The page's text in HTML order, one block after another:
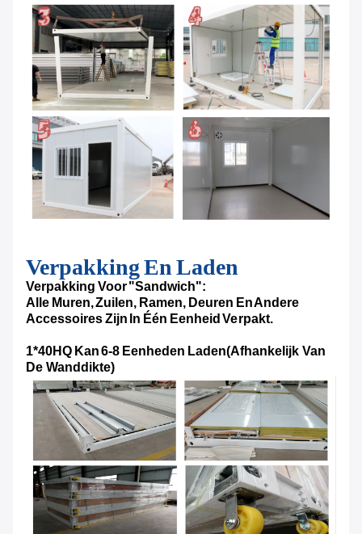
Verpakking En Laden
Verpakking Voor "sandwich":
Alle Muren, Zuilen, Ramen, Deuren En Andere
Accessoires Zijn In Één Eenheid Verpakt.
1*40HQ Kan 6-8 Eenheden Laden(Afhankelijk Van
De Wanddikte)